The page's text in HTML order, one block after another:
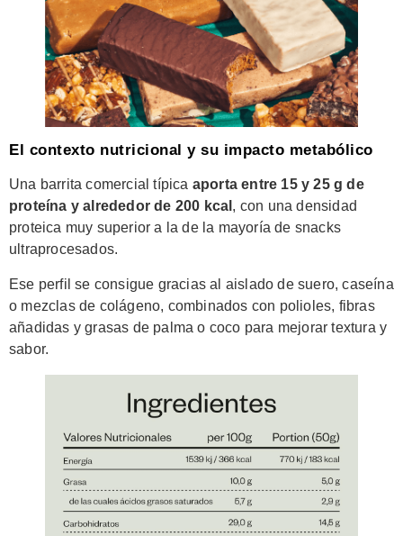
El contexto nutricional y su impacto metabólico
Una barrita comercial típica aporta entre 15 y 25 g de
proteína y alrededor de 200 kcal , con una densidad
proteica muy superior a la de la mayoría de snacks
ultraprocesados.
Ese perfil se consigue gracias al aislado de suero, caseína
o mezclas de colágeno, combinados con polioles, fibras
añadidas y grasas de palma o coco para mejorar textura y
sabor.